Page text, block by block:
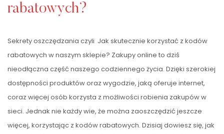
rabatowych?
Sekrety oszczędzania czyli Jak skutecznie korzystać z kodów
rabatowych w naszym sklepie? Zakupy online to dziś
nieodłączna część naszego codziennego życia. Dzięki szerokiej
dostępności produktów oraz wygodzie, jaką oferuje internet,
coraz więcej osób korzysta z możliwości robienia zakupów w
sieci. Jednak nie każdy wie, że można zaoszczędzić jeszcze
więcej, korzystając z kodów rabatowych. Dzisiaj dowiesz się, jak